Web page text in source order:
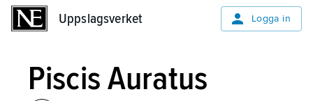
Uppslagsverket Logga in
Piscis Auratus